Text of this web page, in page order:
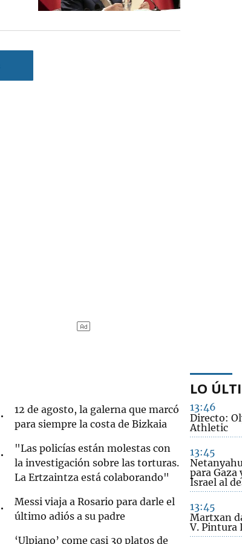
12 de agosto, la galerna que marcó
para siempre la costa de Bizkaia
"Las policías están molestas con
la investigación sobre las torturas.
La Ertzaintza está colaborando"
Messi viaja a Rosario para darle el
último adiós a su padre
‘Ulpiano’ come casi 30 platos de
LO
13:46
Directo:
Athletic
13:45
para
Israel al
13:45
Martxan
V. Pintura